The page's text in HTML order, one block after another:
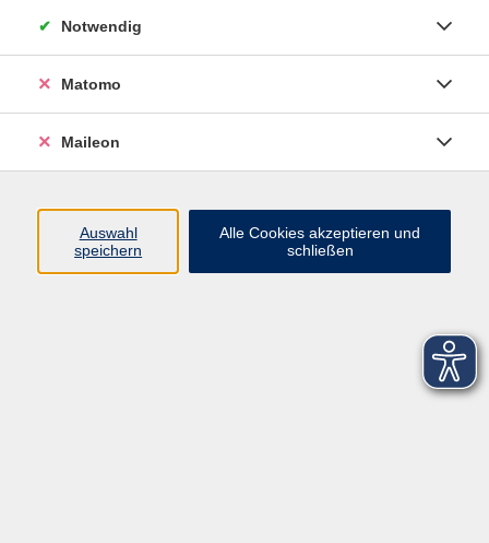
Notwendig
Matomo
Maileon
Auswahl
speichern
Alle Cookies akzeptieren und
schließen